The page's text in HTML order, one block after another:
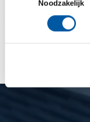
Noodzakelijk
Omschrijving